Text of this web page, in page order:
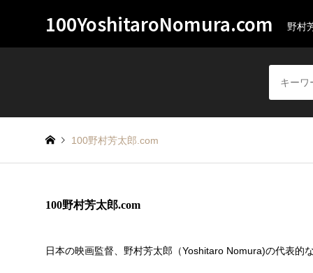
100YoshitaroNomura.com 野村
100野村芳太郎.com
100野村芳太郎.com
日本の映画監督、野村芳太郎（Yoshitaro Nomura)の代表的